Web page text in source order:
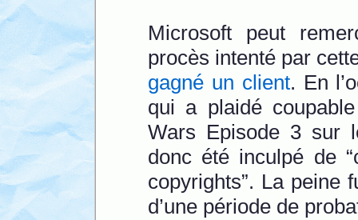
Microsoft peut
procès intenté par
gagné un client. En
qui a plaidé
Wars Episode 3 sur
donc été inculpé de
copyrights”. La peine
d’une période de